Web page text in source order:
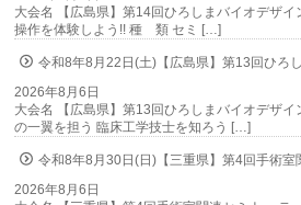
大会名 【広島県】第14回ひろしまバイオデザ
操作を体験しよう!! 種 類 セミ […]
令和8年8月22日(土)【広島県】第13回ひろ
2026年8月6日
大会名 【広島県】第13回ひろしまバイオデザ
の一翼を担う 臨床工学技士を知ろう […]
令和8年8月30日(日)【三重県】第4回手術室
2026年8月6日